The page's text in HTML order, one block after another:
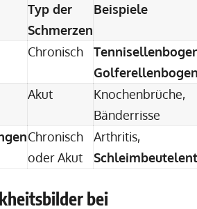
Typ der
Schmerzen
Beispiele
Chronisch
Akut
Knochenbrüche,
Bänderrisse
Chronisch
oder Akut
Arthritis,
bei